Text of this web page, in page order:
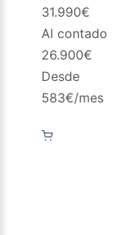
31.990€
Al contado
26.900€
Desde
583€/mes